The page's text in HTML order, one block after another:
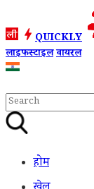
QUICKLY
लाइफस्टाइलवायरल
होम